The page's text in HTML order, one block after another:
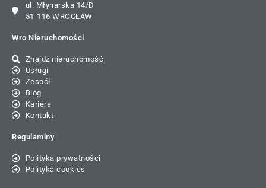
ul. Młynarska 14/D
51-116 WROCŁAW
Wro Nieruchomości
Znajdź nieruchomość
Usługi
Zespół
Blog
Kariera
Kontakt
Regulaminy
Polityka prywatności
Polityka cookies